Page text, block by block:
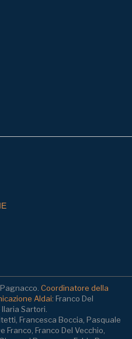
Coordinatore della
Aldai: Franco Del
Ilaria Sartori.
Francesca Boccia, Pasquale
Franco, Franco Del Vecchio,